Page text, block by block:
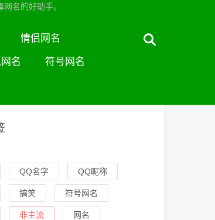
名的好助手。
情侣网名
名 符号网名
QQ名字 QQ昵称
搞笑 符号网名
非主流 网名